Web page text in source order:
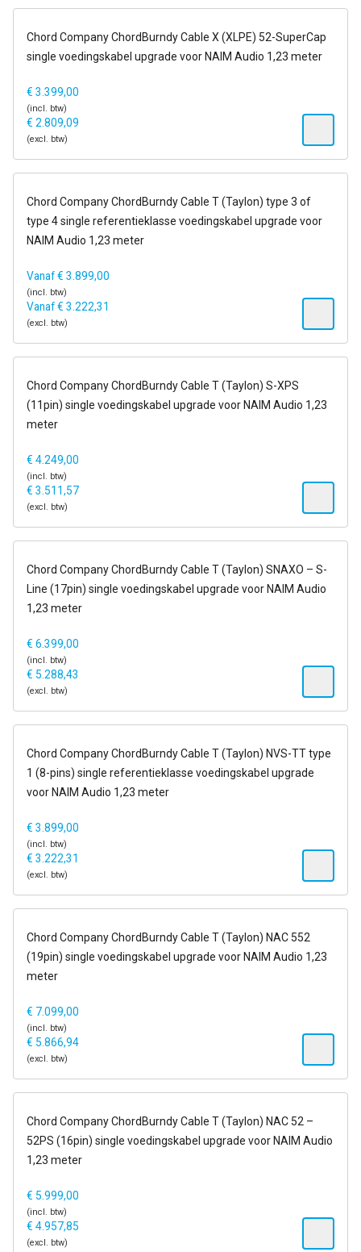
14-21 dagen
Chord Company ChordBurndy Cable X (XLPE) 52-SuperCap
single voedingskabel upgrade voor NAIM Audio 1,23 meter
€ 3.399,00
(incl. btw)
€ 2.809,09
(excl. btw)
14-21 dagen
Chord Company ChordBurndy Cable T (Taylon) type 3 of
type 4 single referentieklasse voedingskabel upgrade voor
NAIM Audio 1,23 meter
Vanaf€ 3.899,00
(incl. btw)
Vanaf€ 3.222,31
(excl. btw)
14-21 dagen
Chord Company ChordBurndy Cable T (Taylon) S-XPS
(11pin) single voedingskabel upgrade voor NAIM Audio 1,23
meter
€ 4.249,00
(incl. btw)
€ 3.511,57
(excl. btw)
14-21 dagen
Chord Company ChordBurndy Cable T (Taylon) SNAXO – S-
Line (17pin) single voedingskabel upgrade voor NAIM Audio
1,23 meter
€ 6.399,00
(incl. btw)
€ 5.288,43
(excl. btw)
14-21 dagen
Chord Company ChordBurndy Cable T (Taylon) NVS-TT type
1 (8-pins) single referentieklasse voedingskabel upgrade
voor NAIM Audio 1,23 meter
€ 3.899,00
(incl. btw)
€ 3.222,31
(excl. btw)
14-21 dagen
Chord Company ChordBurndy Cable T (Taylon) NAC 552
(19pin) single voedingskabel upgrade voor NAIM Audio 1,23
meter
€ 7.099,00
(incl. btw)
€ 5.866,94
(excl. btw)
14-21 dagen
Chord Company ChordBurndy Cable T (Taylon) NAC 52 –
52PS (16pin) single voedingskabel upgrade voor NAIM Audio
1,23 meter
€ 5.999,00
(incl. btw)
€ 4.957,85
(excl. btw)